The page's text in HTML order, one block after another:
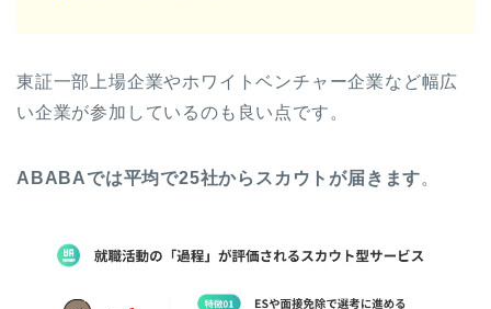
東証一部上場企業やホワイトベンチャー企業など幅広
い企業が参加しているのも良い点です。
ABABAでは平均で25社からスカウトが届きます。